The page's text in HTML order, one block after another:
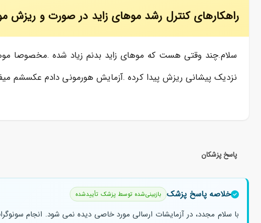
راهکارهای کنترل رشد موهای زاید در صورت و ریزش
سلام.چند وقتی هست که موهای زاید بدنم زیاد شده .مخصوصا
نزدیک پیشانی ریزش پیدا کرده .آزمایش هورمونی دادم عکسشم
پاسخ پزشکان
خلاصه پاسخ پزشک بازبینی‌شده توسط پزشک تأییدشده
با سلام مجدد، در آزمایشات ارسالی مورد خاصی دیده نمی شود. انجام